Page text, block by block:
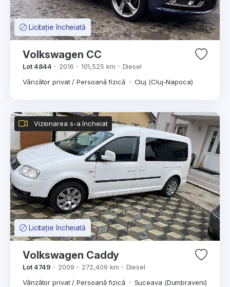
Licitație încheiată
Volkswagen CC
Lot 4844 2016 101,525 km
Diesel
Vânzător privat / Persoană fizică
Cluj (Cluj-Napoca)
Licitație încheiată
Vizionarea s-a încheiat
Volkswagen Caddy
Lot 4749 2009 272,409 km
Diesel
Vânzător privat / Persoană fizică
Suceava (Dumbraveni)